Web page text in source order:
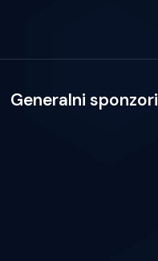
Generalni sponzori